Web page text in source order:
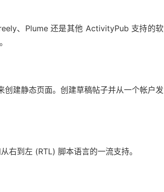
、Plume 还是其他 ActivityPub 支持的软
建静态页面。创建草稿帖子并从一个帐户发
右到左 (RTL) 脚本语言的一流支持。